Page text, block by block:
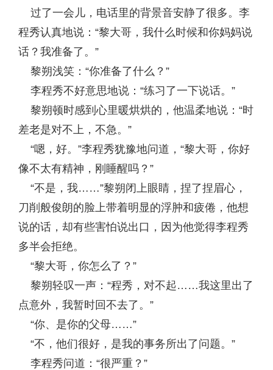
过了一会儿，电话里的背景音安静了很多。李
程秀认真地说：“黎大哥，我什么时候和你妈妈说
话？我准备了。”
黎朔浅笑：“你准备了什么？”
李程秀不好意思地说：“练习了一下说话。”
黎朔顿时感到心里暖烘烘的，他温柔地说：“时
差老是对不上，不急。”
“嗯，好。”李程秀犹豫地问道，“黎大哥，你好
像不太有精神，刚睡醒吗？”
“不是，我……”黎朔闭上眼睛，捏了捏眉心，
刀削般俊朗的脸上带着明显的浮肿和疲倦，他想
说的话，却有些害怕说出口，因为他觉得李程秀
多半会拒绝。
“黎大哥，你怎么了？”
黎朔轻叹一声：“程秀，对不起……我这里出了
点意外，我暂时回不去了。”
“你、是你的父母……”
“不，他们很好，是我的事务所出了问题。”
李程秀问道：“很严重？”